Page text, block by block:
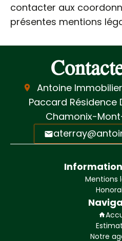
contacter aux
présentes mentions
Antoine Immobilier
Paccard Résidence
Chamonix-
Mentions
Notre